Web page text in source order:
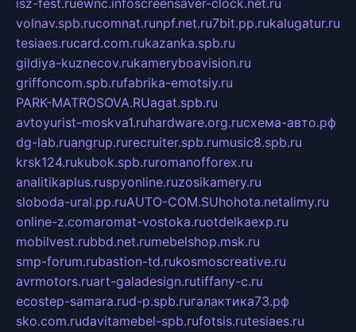
isz-fest.ruewnc.infoscreensaver-clock.net.ru
volnav.spb.rucomnat.runpf.net.ru7bit.pp.rukalugatur.ru
tesiaes.rucard.com.rukazanka.spb.ru
gildiya-kuznecov.rukameryboavision.ru
griffoncom.spb.rufabrika-emotsiy.ru
PARK-MATROSOVA.RUagat.spb.ru
avtoyurist-moskva1.ruhardware.org.ruсхема-авто.рф
dg-lab.ruangrup.rurecruiter.spb.rumusic8.spb.ru
krsk124.rukubok.spb.ruromanofforex.ru
analitikaplus.ruspyonline.ruzosikamery.ru
sloboda-ural.pp.ruAUTO-COM.SUhohota.netalimy.ru
online-z.comaromat-vostoka.ruotdelkaexp.ru
mobilvest.rubbd.net.rumebelshop.msk.ru
smp-forum.rubastion-td.rukosmoscreative.ru
avrmotors.ruart-galadesign.rutiffany-c.ru
ecostep-samara.rud-p.spb.ruгалактика73.рф
sko.com.rudavitamebel-spb.rufotsis.rutesiaes.ru